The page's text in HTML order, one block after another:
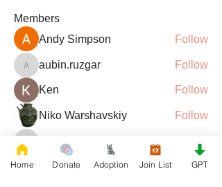
Members
Andy Simpson
Follow
aubin.ruzgar
aubin.ruzgar Follow
Ken Follow
Niko Warshavskiy Follow
barsora
barsora
Follow
See All Members (181)
Home Donate Adoption Join List GPT